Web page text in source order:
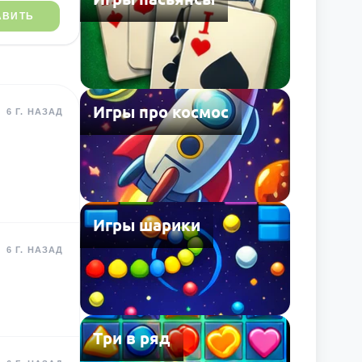
6 Г. НАЗАД
6 Г. НАЗАД
Игры про космос
Игры шарики
Три в ряд